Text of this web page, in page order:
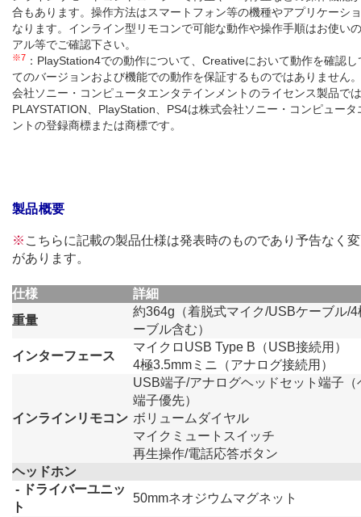
合もあります。操作方法はスマートフォン等の機種やアプリケーシ
なります。インライン型リモコンで可能な動作や操作手順はお使い
アル等でご確認下さい。
※7 ：PlayStation4での動作について、Creativeにおいて動作を確認
てのバージョンおよび機能での動作を保証するものではありません
会社ソニー・コンピュータエンタテインメントのライセンス製品で
PLAYSTATION、PlayStation、PS4は株式会社ソニー・コンピュー
ントの登録商標または商標です。
製品概要
※ こちらに記載の製品仕様は発表時のものであり予告なく
があります。
仕様
詳細
重量
約364g（着脱式マイク/USBケーブル/
ーブル含む）
インターフェース
マイクロUSB Type B（USB接続用）
4極3.5mmミニ（アナログ接続用）
インラインリモコン
USB端子/アナログヘッドセット端子（
端子優先）
ボリュームダイヤル
マイクミュートスイッチ
再生操作/電話応答ボタン
ヘッドホン
- ドライバーユニッ
ト
50mmネオジウムマグネット